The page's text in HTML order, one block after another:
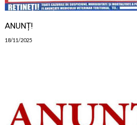
ANUNȚ!
18/11/2025